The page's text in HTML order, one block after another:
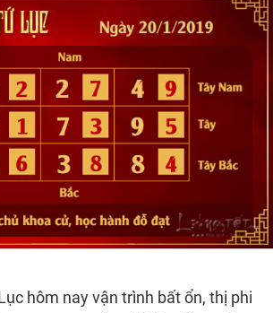
hôm nay vận trình bất ổn, thị phi